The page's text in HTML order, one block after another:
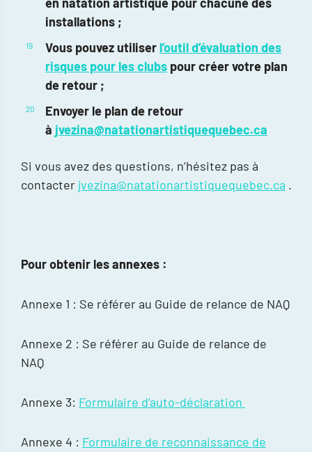
installations ;
Vous pouvez utiliser l’outil d’évaluation des
risques pour les clubs pour créer votre plan
de retour ;
Envoyer le plan de retour
à jvezina@natationartistiquequebec.ca
Si vous avez des questions, n’hésitez pas à
contacter jvezina@natationartistiquequebec.ca .
Pour obtenir les annexes :
Annexe 1 : Se référer au Guide de relance de NAQ
Annexe 2 : Se référer au Guide de relance de
NAQ
Annexe 3: Formulaire d’auto-déclaration
Annexe 4 : Formulaire de reconnaissance de